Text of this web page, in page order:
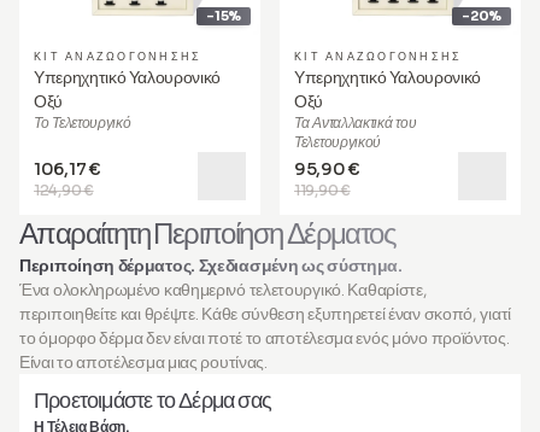
-15%
ΚΙΤ ΑΝΑΖΩΟΓΌΝΗΣΗΣ
Υπερηχητικό Υαλουρονικό
Οξύ
Το Τελετουργικό
124,90 €
106,17 €
-20%
ΚΙΤ ΑΝΑΖΩΟΓΌΝΗΣΗΣ
Υπερηχητικό Υαλουρονικό
Οξύ
Τα Ανταλλακτικά του
Τελετουργικού
119,90 €
95,90 €
Απαραίτητη Περιποίηση Δέρματος
Περιποίηση δέρματος. Σχεδιασμένη ως σύστημα.
Ένα ολοκληρωμένο καθημερινό τελετουργικό. Καθαρίστε,
περιποιηθείτε και θρέψτε. Κάθε σύνθεση εξυπηρετεί έναν σκοπό, γιατί
το όμορφο δέρμα δεν είναι ποτέ το αποτέλεσμα ενός μόνο προϊόντος.
Είναι το αποτέλεσμα μιας ρουτίνας.
Προετοιμάστε το Δέρμα σας
Η Τέλεια Βάση.